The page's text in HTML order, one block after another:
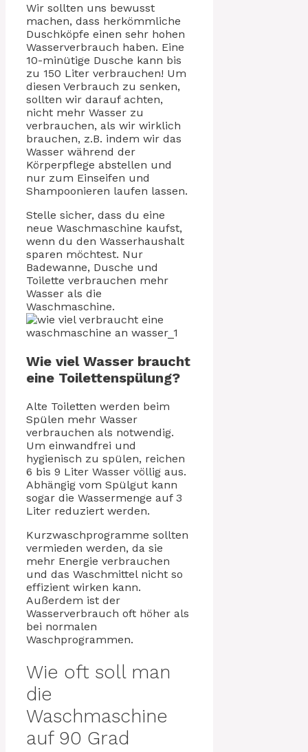
Wir sollten uns bewusst
machen, dass herkömmliche
Duschköpfe einen sehr hohen
Wasserverbrauch haben. Eine
10-minütige Dusche kann bis
zu 150 Liter verbrauchen! Um
diesen Verbrauch zu senken,
sollten wir darauf achten,
nicht mehr Wasser zu
verbrauchen, als wir wirklich
brauchen, z.B. indem wir das
Wasser während der
Körperpflege abstellen und
nur zum Einseifen und
Shampoonieren laufen lassen.
Stelle sicher, dass du eine
neue Waschmaschine kaufst,
wenn du den Wasserhaushalt
sparen möchtest. Nur
Badewanne, Dusche und
Toilette verbrauchen mehr
Wasser als die
Waschmaschine.
Wie viel Wasser braucht
eine Toilettenspülung?
Alte Toiletten werden beim
Spülen mehr Wasser
verbrauchen als notwendig.
Um einwandfrei und
hygienisch zu spülen, reichen
6 bis 9 Liter Wasser völlig aus.
Abhängig vom Spülgut kann
sogar die Wassermenge auf 3
Liter reduziert werden.
Kurzwaschprogramme sollten
vermieden werden, da sie
mehr Energie verbrauchen
und das Waschmittel nicht so
effizient wirken kann.
Außerdem ist der
Wasserverbrauch oft höher als
bei normalen
Waschprogrammen.
Wie oft soll man
die
Waschmaschine
auf 90 Grad